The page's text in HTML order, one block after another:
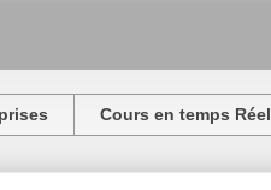
Cours en temps Réel